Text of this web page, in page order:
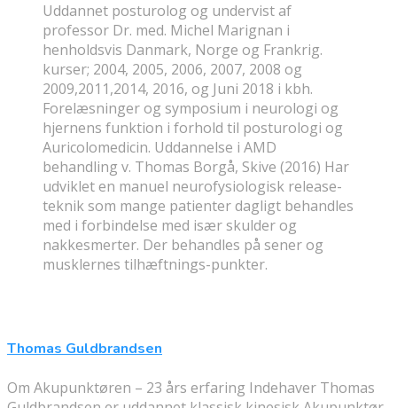
Uddannet posturolog og undervist af
professor Dr. med. Michel Marignan i
henholdsvis Danmark, Norge og Frankrig.
kurser; 2004, 2005, 2006, 2007, 2008 og
2009,2011,2014, 2016, og Juni 2018 i kbh.
Forelæsninger og symposium i neurologi og
hjernens funktion i forhold til posturologi og
Auricolomedicin. Uddannelse i AMD
behandling v. Thomas Borgå, Skive (2016) Har
udviklet en manuel neurofysiologisk release-
teknik som mange patienter dagligt behandles
med i forbindelse med især skulder og
nakkesmerter. Der behandles på sener og
musklernes tilhæftnings-punkter.
Thomas Guldbrandsen
Om Akupunktøren – 23 års erfaring Indehaver Thomas